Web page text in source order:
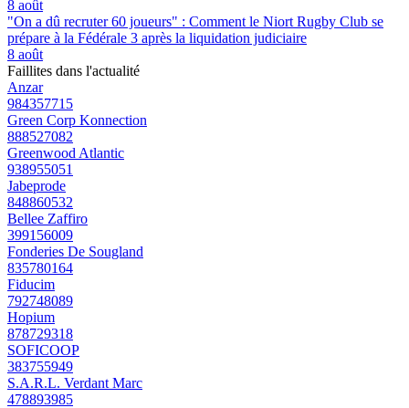
8 août
"On a dû recruter 60 joueurs" : Comment le Niort Rugby Club se
prépare à la Fédérale 3 après la liquidation judiciaire
8 août
Faillites dans l'actualité
Anzar
984357715
Green Corp Konnection
888527082
Greenwood Atlantic
938955051
Jabeprode
848860532
Bellee Zaffiro
399156009
Fonderies De Sougland
835780164
Fiducim
792748089
Hopium
878729318
SOFICOOP
383755949
S.A.R.L. Verdant Marc
478893985